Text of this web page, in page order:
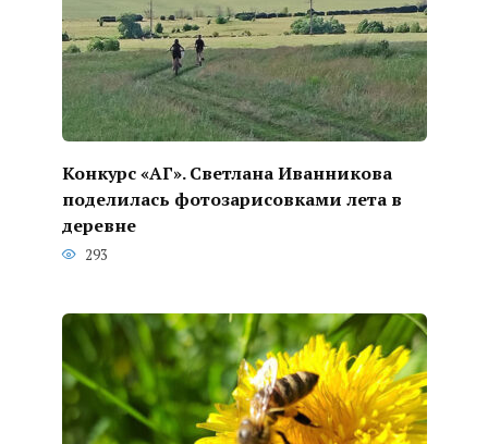
Конкурс «АГ». Светлана Иванникова
поделилась фотозарисовками лета в
деревне
293